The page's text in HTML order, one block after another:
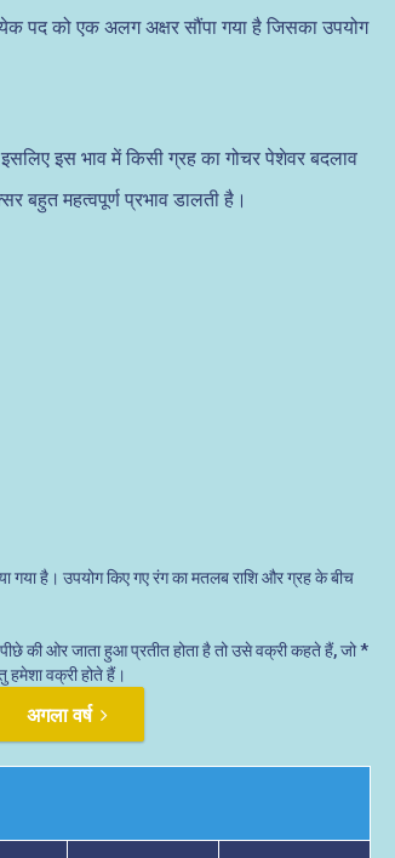
पद को एक अलग अक्षर सौंपा गया है जिसका उपयोग
इस भाव में किसी ग्रह का गोचर पेशेवर बदलाव
बहुत महत्वपूर्ण प्रभाव डालती है।
गया है। उपयोग किए गए रंग का मतलब राशि और ग्रह के बीच
की ओर जाता हुआ प्रतीत होता है तो उसे वक्री कहते हैं, जो *
हमेशा वक्री होते हैं।
अगला वर्ष